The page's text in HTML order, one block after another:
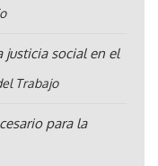
justicia social en el
Trabajo
para la